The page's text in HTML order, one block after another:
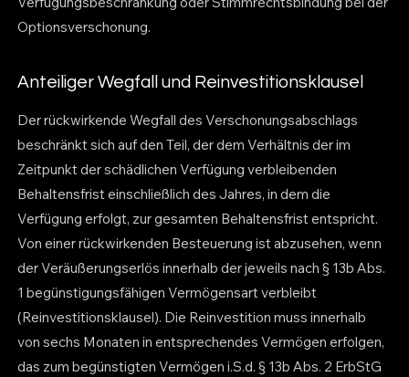
Optionsverschonung.
Anteiliger Wegfall und Reinvestitionsklausel
Der rückwirkende Wegfall des Verschonungsabschlags
beschränkt sich auf den Teil, der dem Verhältnis der im
Zeitpunkt der schädlichen Verfügung verbleibenden
Behaltensfrist einschließlich des Jahres, in dem die
Verfügung erfolgt, zur gesamten Behaltensfrist entspricht.
Von einer rückwirkenden Besteuerung ist abzusehen, wenn
der Veräußerungserlös innerhalb der jeweils nach § 13b Abs.
1 begünstigungsfähigen Vermögensart verbleibt
(Reinvestitionsklausel). Die Reinvestition muss innerhalb
von sechs Monaten in entsprechendes Vermögen erfolgen,
das zum begünstigten Vermögen i.S.d. § 13b Abs. 2 ErbStG